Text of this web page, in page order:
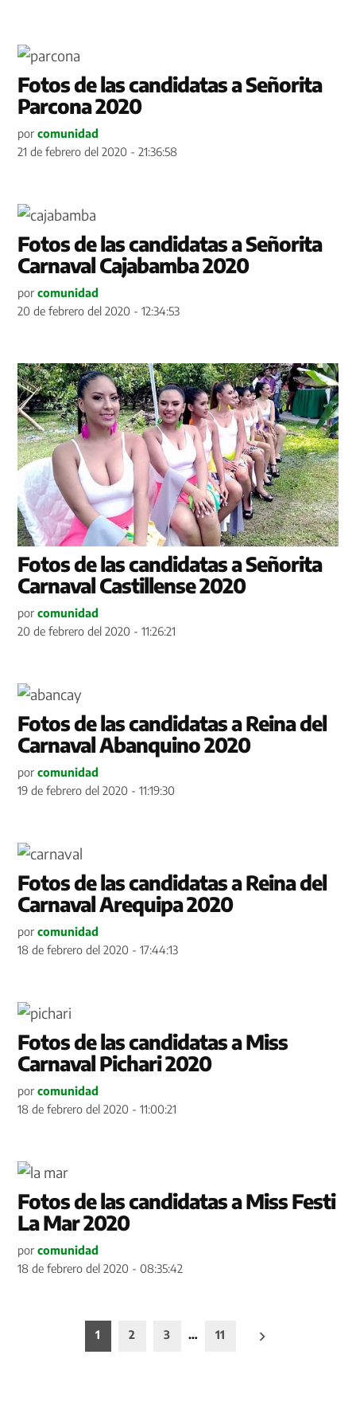
Fotos de las candidatas a Señorita
Parcona 2020
por comunidad
21 de febrero del 2020 - 21:36:58
Fotos de las candidatas a Señorita
Carnaval Cajabamba 2020
por comunidad
20 de febrero del 2020 - 12:34:53
Fotos de las candidatas a Señorita
Carnaval Castillense 2020
por comunidad
20 de febrero del 2020 - 11:26:21
Fotos de las candidatas a Reina del
Carnaval Abanquino 2020
por comunidad
19 de febrero del 2020 - 11:19:30
Fotos de las candidatas a Reina del
Carnaval Arequipa 2020
por comunidad
18 de febrero del 2020 - 17:44:13
Fotos de las candidatas a Miss
Carnaval Pichari 2020
por comunidad
18 de febrero del 2020 - 11:00:21
Fotos de las candidatas a Miss Festi
La Mar 2020
por comunidad
18 de febrero del 2020 - 08:35:42
Paginación
1 2 3 … 11